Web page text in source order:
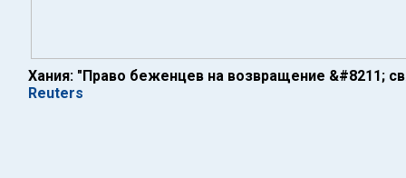
Хания: "Право беженцев на возвращение &#8211;
Reuters